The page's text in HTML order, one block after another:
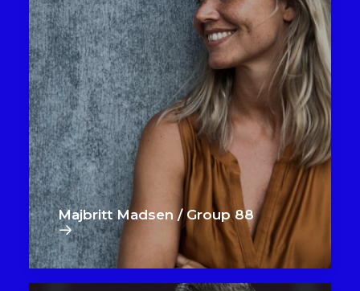
SUBSCRIBE
Majbritt Madsen / Group 88